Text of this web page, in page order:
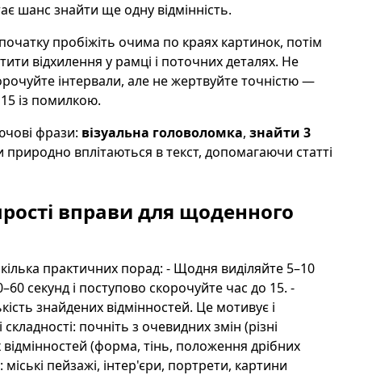
шанс знайти ще одну відмінність.
пробіжіть очима по краях картинок, потім
відхилення у рамці і поточних деталях. Не
інтервали, але не жертвуйте точністю —
15 із помилкою.
фрази: візуальна головоломка, знайти 3
природно вплітаються в текст, допомагаючи статті
вправи для щоденного
практичних порад: - Щодня виділяйте 5–10
секунд і поступово скорочуйте час до 15. -
знайдених відмінностей. Це мотивує і
почніть з очевидних змін (різні
(форма, тінь, положення дрібних
пейзажі, інтер'єри, портрети, картини